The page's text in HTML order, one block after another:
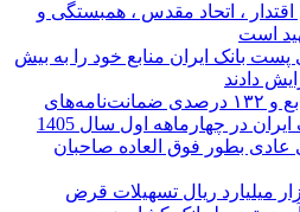
اقتدار ، اتحاد مقدس ، همبستگی و
است
پست بانک ایران منابع خود را به بیش
افزایش ۷۰ درصدی منابع و ۱۳۲ درصدی ضمانت‌نامه‌های
در چهارماهه اول سال 1405
بطور فوق العاده صاحبان
افزون بر 32 هزار میلیارد ریال تسهیلات قرض